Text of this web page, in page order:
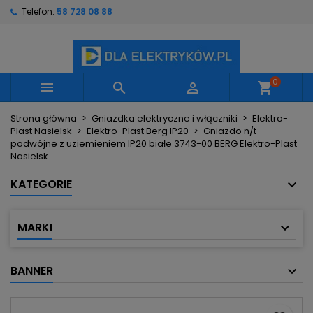
Telefon: 58 728 08 88
   shopping_cart0
Strona główna Gniazdka elektryczne i włączniki
Elektro-
Plast Nasielsk
Elektro-Plast Berg IP20
Gniazdo n/t
podwójne z uziemieniem IP20 białe 3743-00 BERG Elektro-Plast
Nasielsk
KATEGORIE
MARKI
BANNER
Utwórz nową listę
Nazwa listy życzeń
Anuluj Utwórz listę życzeń
Musisz być zalogowany by zapisać produkty na
swojej liście życzeń.
Anuluj Zaloguj się